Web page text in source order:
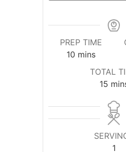
PREP TIME
10 mins
TOTAL
15
1